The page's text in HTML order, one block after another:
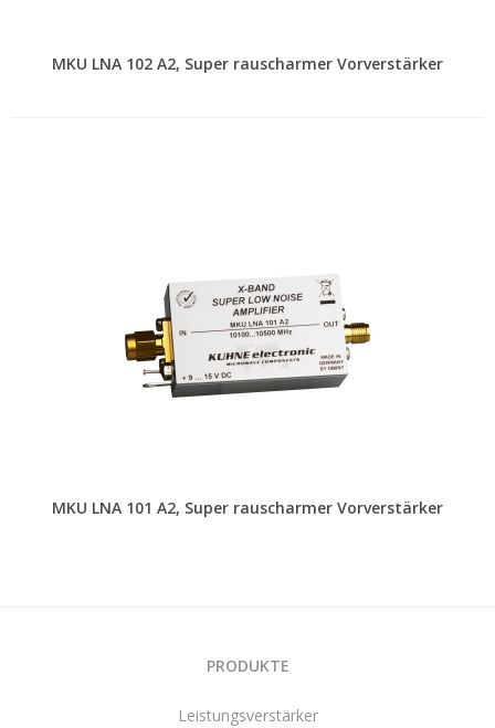
MKU LNA 102 A2, Super rauscharmer Vorverstärker
MKU LNA 101 A2, Super rauscharmer Vorverstärker
PRODUKTE
Leistungsverstärker